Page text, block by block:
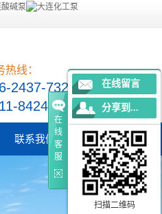
热线：
2437-7321
84249729
联系我们
在
线
客
服
在线留言
分享到...
扫描二维码